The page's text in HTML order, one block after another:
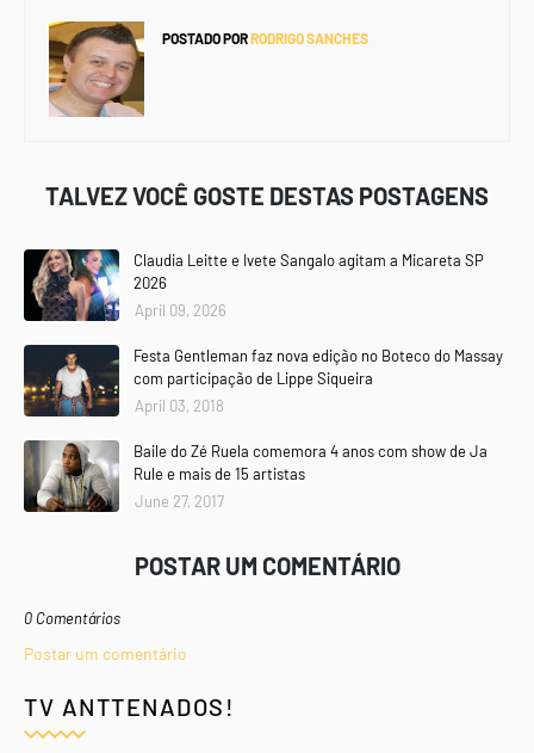
POSTADO PORRODRIGO SANCHES
TALVEZ VOCÊ GOSTE DESTAS POSTAGENS
Claudia Leitte e Ivete Sangalo agitam a Micareta SP
2026
April 09, 2026
Festa Gentleman faz nova edição no Boteco do Massay
com participação de Lippe Siqueira
April 03, 2018
Baile do Zé Ruela comemora 4 anos com show de Ja
Rule e mais de 15 artistas
June 27, 2017
POSTAR UM COMENTÁRIO
0 Comentários
Postar um comentário
TV ANTTENADOS!